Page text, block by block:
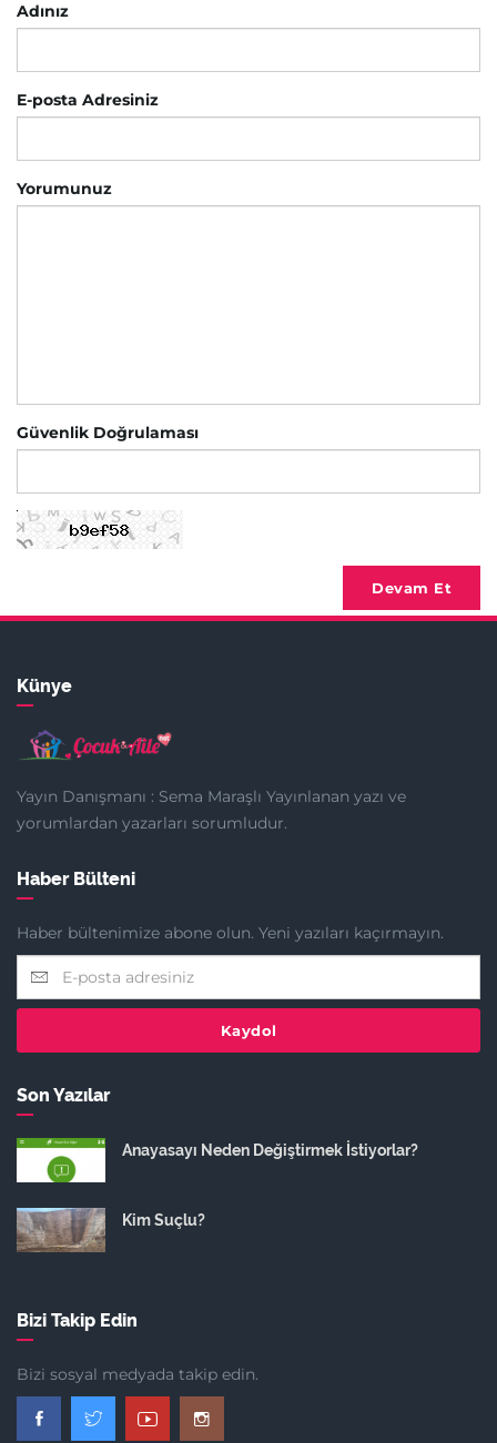
Adınız
E-posta Adresiniz
Yorumunuz
Güvenlik Doğrulaması
Devam Et
Künye
Yayın Danışmanı : Sema Maraşlı Yayınlanan yazı ve
yorumlardan yazarları sorumludur.
Haber Bülteni
Haber bültenimize abone olun. Yeni yazıları kaçırmayın.
Kaydol
Son Yazılar
Anayasayı Neden Değiştirmek İstiyorlar?
Kim Suçlu?
Bizi Takip Edin
Bizi sosyal medyada takip edin.